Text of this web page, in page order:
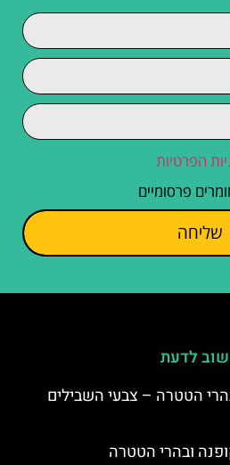
הפרטיות
פרסומיים
שליחה
לדעת
הטטרה – צבעי השבילים
ובהרי הטטרה